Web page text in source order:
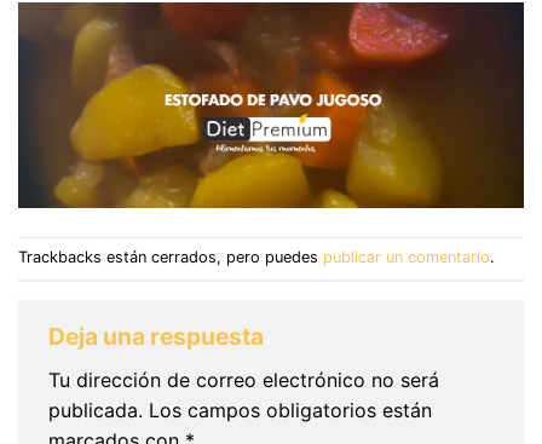
Trackbacks están cerrados, pero puedes publicar un comentario.
Deja una respuesta
Tu dirección de correo electrónico no será
publicada. Los campos obligatorios están